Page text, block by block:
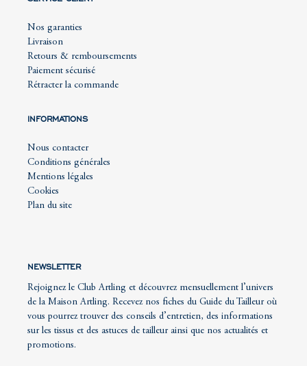
Nos garanties
Livraison
Retours & remboursements
Paiement sécurisé
Rétracter la commande
INFORMATIONS
Nous contacter
Conditions générales
Mentions légales
Cookies
Plan du site
NEWSLETTER
Rejoignez le Club Artling et découvrez mensuellement l’univers
de la Maison Artling. Recevez nos fiches du Guide du Tailleur où
vous pourrez trouver des conseils d’entretien, des informations
sur les tissus et des astuces de tailleur ainsi que nos actualités et
promotions.